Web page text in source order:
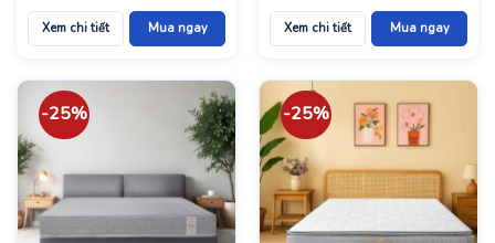
Xem chi tiết Mua ngay Xem chi tiết Mua ngay
-25% -25%